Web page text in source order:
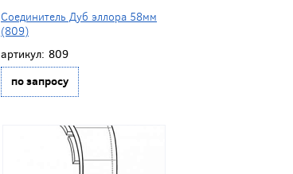
Соединитель Дуб эллора 58мм
(809)
артикул: 809
по запросу